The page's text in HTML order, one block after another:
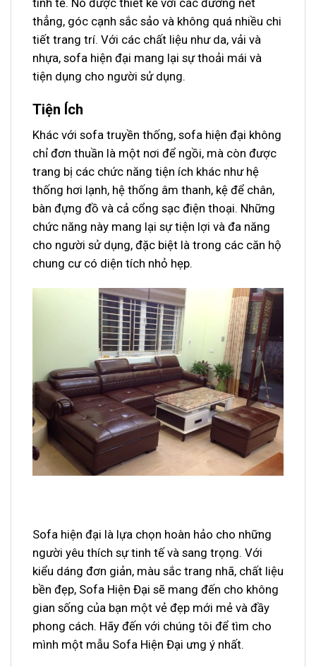
thẳng, góc cạnh sắc sảo và không quá nhiều chi
tiết trang trí. Với các chất liệu như da, vải và
nhựa, sofa hiện đại mang lại sự thoải mái và
tiện dụng cho người sử dụng.
Tiện Ích
Khác với sofa truyền thống, sofa hiện đại không
chỉ đơn thuần là một nơi để ngồi, mà còn được
trang bị các chức năng tiện ích khác như hệ
thống hơi lạnh, hệ thống âm thanh, kệ để chân,
bàn đựng đồ và cả cổng sạc điện thoại. Những
chức năng này mang lại sự tiện lợi và đa năng
cho người sử dụng, đặc biệt là trong các căn hộ
chung cư có diện tích nhỏ hẹp.
Sofa hiện đại là lựa chọn hoàn hảo cho những
người yêu thích sự tinh tế và sang trọng. Với
kiểu dáng đơn giản, màu sắc trang nhã, chất liệu
bền đẹp, Sofa Hiện Đại sẽ mang đến cho không
gian sống của bạn một vẻ đẹp mới mẻ và đầy
phong cách. Hãy đến với chúng tôi để tìm cho
mình một mẫu Sofa Hiện Đại ưng ý nhất.